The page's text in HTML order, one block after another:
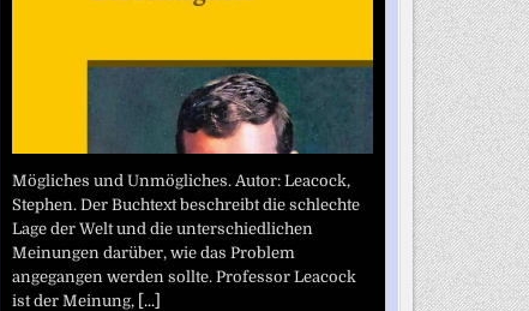
Mögliches und Unmögliches. Autor: Leacock,
Stephen. Der Buchtext beschreibt die schlechte
Lage der Welt und die unterschiedlichen
Meinungen darüber, wie das Problem
angegangen werden sollte. Professor Leacock
ist der Meinung, [...]